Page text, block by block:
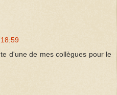
d'une de mes collègues pour le